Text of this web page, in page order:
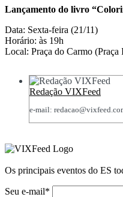
Lançamento do livro
Data: Sexta-feira (21/11)
Horário: às 19h
Local: Praça do Carmo
Redação VIXFeed
e-mail:
Os principais eventos do ES
Seu e-mail*